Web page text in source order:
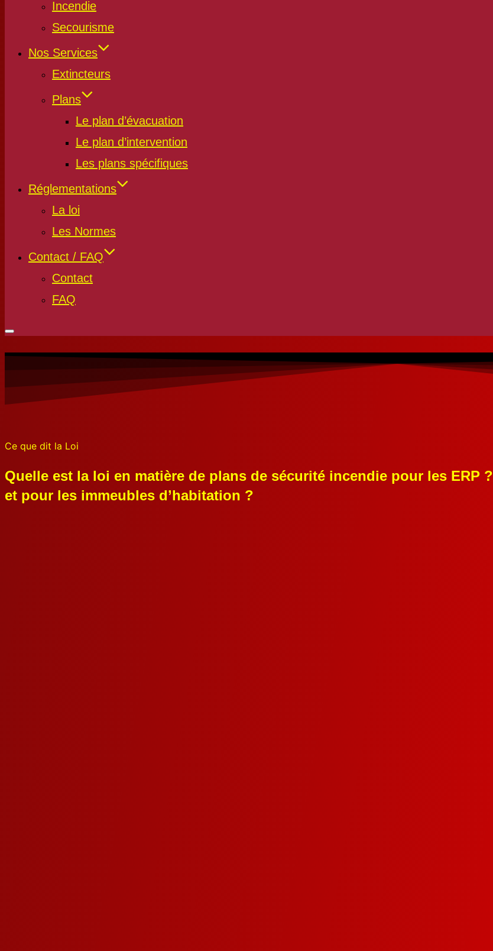
Incendie
Secourisme
Nos Services
Extincteurs
Plans
Le plan d’évacuation
Le plan d’intervention
Les plans spécifiques
Réglementations
La loi
Les Normes
Contact / FAQ
Contact
FAQ
Ce que dit la Loi
Quelle est la loi en matière de plans de sécurité incendie pour les ERP ?
et pour les immeubles d’habitation ?